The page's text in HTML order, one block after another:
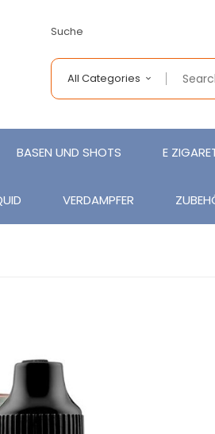
Suche
All Categories
BASEN UND SHOTS E
VERDAMPFER